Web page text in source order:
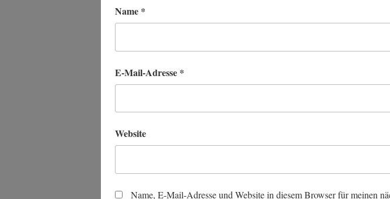
Name *
E-Mail-Adresse *
Website
Name, E-Mail-Adresse und Website in diesem Browser für meinen